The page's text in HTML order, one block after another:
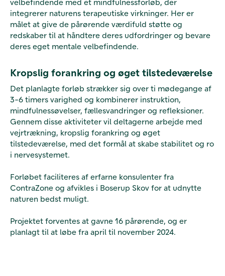
integrerer naturens terapeutiske virkninger. Her er
målet at give de pårørende værdifuld støtte og
redskaber til at håndtere deres udfordringer og bevare
deres eget mentale velbefindende.
Kropslig forankring og øget tilstedeværelse
Det planlagte forløb strækker sig over ti mødegange af
3-6 timers varighed og kombinerer instruktion,
mindfulnessøvelser, fællesvandringer og refleksioner.
Gennem disse aktiviteter vil deltagerne arbejde med
vejrtrækning, kropslig forankring og øget
tilstedeværelse, med det formål at skabe stabilitet og ro
i nervesystemet.
Forløbet faciliteres af erfarne konsulenter fra
ContraZone og afvikles i Boserup Skov for at udnytte
naturen bedst muligt.
Projektet forventes at gavne 16 pårørende, og er
planlagt til at løbe fra april til november 2024.